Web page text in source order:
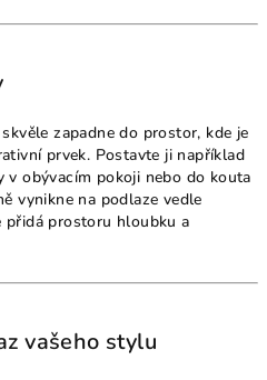
zapadne do prostor, kde je
prvek. Postavte ji například
obývacím pokoji nebo do kouta
vynikne na podlaze vedle
přidá prostoru hloubku a
vašeho stylu